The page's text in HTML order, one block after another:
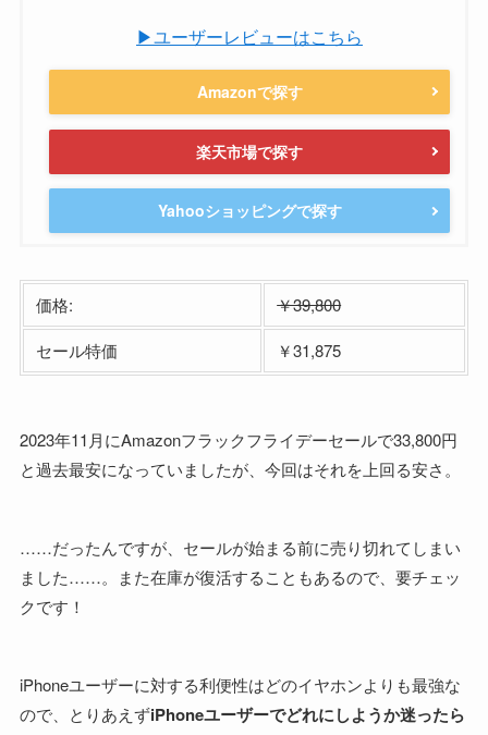
▶ユーザーレビューはこちら
Amazonで探す
楽天市場で探す
Yahooショッピングで探す
価格:
￥39,800
セール特価
￥31,875
2023年11月にAmazonフラックフライデーセールで33,800円
と過去最安になっていましたが、今回はそれを上回る安さ。
……だったんですが、セールが始まる前に売り切れてしまい
ました……。また在庫が復活することもあるので、要チェッ
クです！
iPhoneユーザーに対する利便性はどのイヤホンよりも最強な
ので、とりあえずiPhoneユーザーでどれにしようか迷ったら